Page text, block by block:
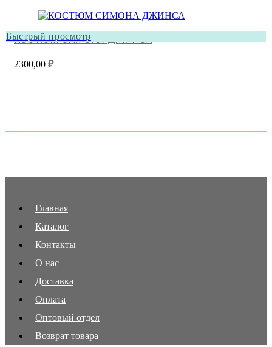
Быстрый просмотр
КОСТЮМ СИМОНА ДЖИНСА
2300,00 ₽
Главная
Каталог
Контакты
О нас
Доставка
Оплата
Оптовый отдел
Возврат товара